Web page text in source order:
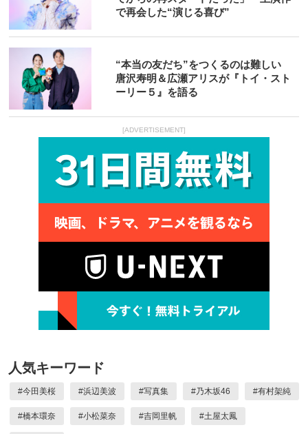
で再会した“演じる喜び”
“本当の友だち”をつくるのは難しい
唐沢寿明＆広瀬アリスが『トイ・スト
ーリー５』を語る
[ADVERTISEMENT]
人気キーワード
#今田美桜 #浜辺美波 #写真集 #乃木坂46 #有村架純
#橋本環奈 #小松菜奈 #吉岡里帆 #土屋太鳳